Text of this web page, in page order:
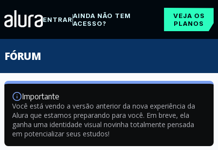
ENTRARAINDA NÃO TEM
ACESSO?
VEJA OS
PLANOS
FÓRUM
Importante
Você está vendo a versão anterior da nova experiência da
Alura que estamos preparando para você. Em breve, ela
ganha uma identidade visual novinha totalmente pensada
em potencializar seus estudos!